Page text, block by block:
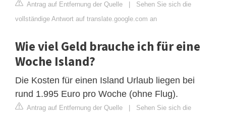
Antrag auf Entfernung der Quelle
Sehen Sie sich die
vollständige Antwort auf translate.google.com an
Wie viel Geld brauche ich für eine
Woche Island?
Die Kosten für einen Island Urlaub liegen bei
rund 1.995 Euro pro Woche (ohne Flug).
Antrag auf Entfernung der Quelle
Sehen Sie sich die